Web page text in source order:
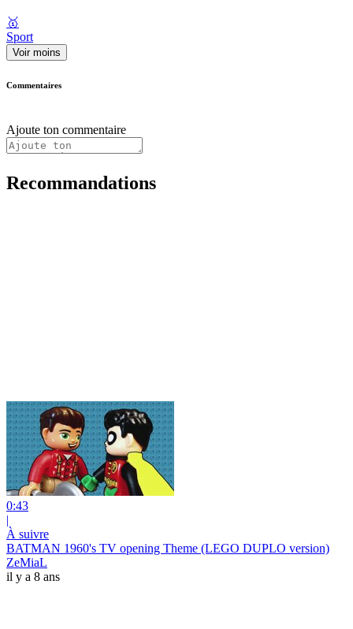
🥇
Sport
Voir moins
Commentaires
Ajoute ton commentaire
Recommandations
0:43
|
À suivre
BATMAN 1960's TV opening Theme (LEGO DUPLO version)
ZeMiaL
il y a 8 ans